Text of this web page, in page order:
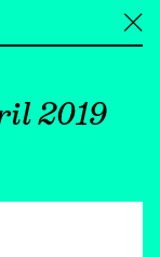
╳
2019